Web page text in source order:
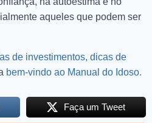
aqueles que podem ser
de investimentos, dicas de
bem-vindo ao Manual do Idoso.
Faça um Tweet